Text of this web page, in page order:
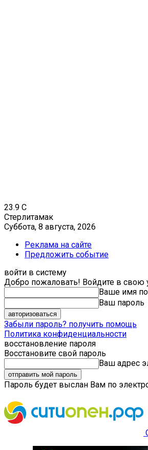
23.9 C
Стерлитамак
Суббота, 8 августа, 2026
Реклама на сайте
Предложить событие
войти в систему
Добро пожаловать! Войдите в свою
Ваше имя
Ваш пароль
Забыли пароль? получить помощь
Политика конфиденциальности
восстановление пароля
Восстановите свой пароль
Ваш адрес
Пароль будет выслан Вам по